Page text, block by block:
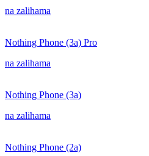
na zalihama
Nothing Phone (3a) Pro
na zalihama
Nothing Phone (3a)
na zalihama
Nothing Phone (2a)